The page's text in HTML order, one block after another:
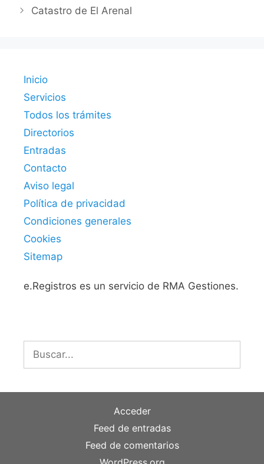
Catastro de El Arenal
Inicio
Servicios
Todos los trámites
Directorios
Entradas
Contacto
Aviso legal
Política de privacidad
Condiciones generales
Cookies
Sitemap
e.Registros es un servicio de RMA Gestiones.
Acceder
Feed de entradas
Feed de comentarios